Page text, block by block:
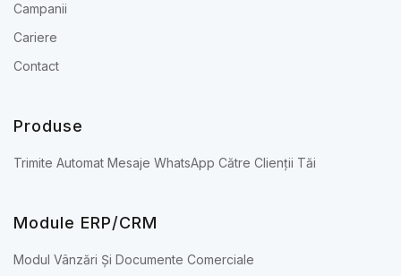
Campanii
Cariere
Contact
Produse
Trimite Automat Mesaje WhatsApp Către Clienții Tăi
Module ERP/CRM
Modul Vânzări Și Documente Comerciale